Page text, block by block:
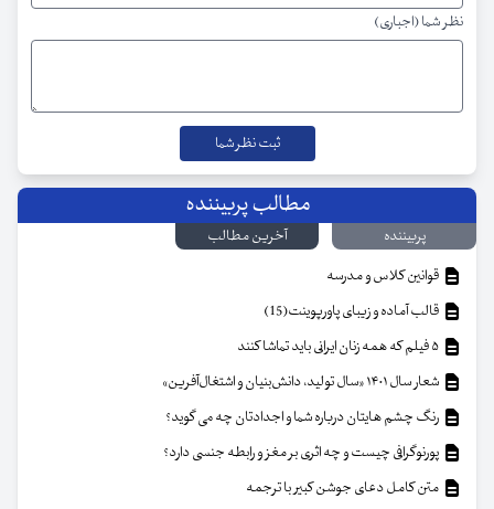
نظر شما (اجباری)
مطالب پربیننده
پربیننده
آخرین مطالب
قوانین کلاس و مدرسه
قالب آماده و زیبای پاورپوینت(15)
شعار سال ۱۴۰۱ «سال تولید، دانش‌بنیان و اشتغال‌آفرین»
رنگ چشم هایتان درباره شما و اجدادتان چه می گوید؟
پورنوگرافی چیست و چه اثری بر مغز و رابطه جنسی دارد؟
متن کامل دعای جوشن کبیر با ترجمه